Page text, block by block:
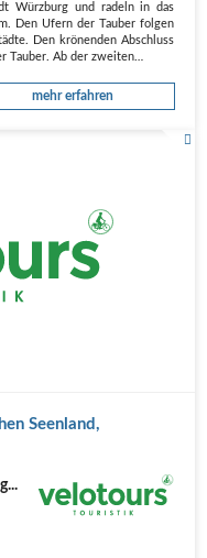
Würzburg und radeln in das
Den Ufern der Tauber folgen
Den krönenden Abschluss
Tauber. Ab der zweiten…
mehr erfahren
Seenland,